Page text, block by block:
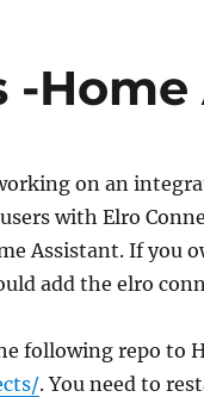
-
on an
with Elro
Assistant. If you
add the elro
following repo to
. You need to